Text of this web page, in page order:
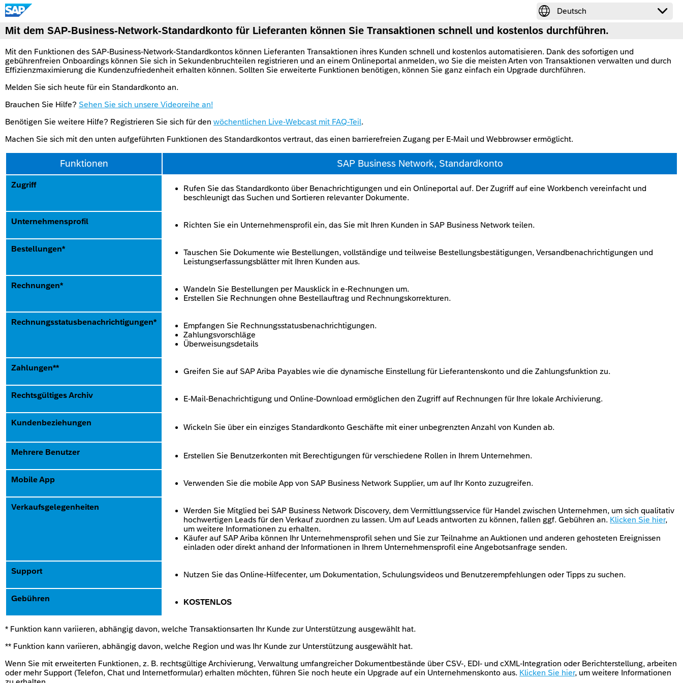
 Deutsch

Mit dem SAP-Business-Network-Standardkonto für Lieferanten können Sie Transaktionen schnell und kostenlos durchführen.
Mit den Funktionen des SAP-Business-Network-Standardkontos können Lieferanten Transaktionen ihres Kunden schnell und kostenlos automatisieren. Dank des sofortigen und
gebührenfreien Onboardings können Sie sich in Sekundenbruchteilen registrieren und an einem Onlineportal anmelden, wo Sie die meisten Arten von Transaktionen verwalten und durch
Effizienzmaximierung die Kundenzufriedenheit erhalten können. Sollten Sie erweiterte Funktionen benötigen, können Sie ganz einfach ein Upgrade durchführen.
Melden Sie sich heute für ein Standardkonto an.
Brauchen Sie Hilfe? Sehen Sie sich unsere Videoreihe an!
Benötigen Sie weitere Hilfe? Registrieren Sie sich für den wöchentlichen Live-Webcast mit FAQ-Teil.
Machen Sie sich mit den unten aufgeführten Funktionen des Standardkontos vertraut, das einen barrierefreien Zugang per E-Mail und Webbrowser ermöglicht.
Funktionen SAP Business Network, Standardkonto
Zugriff
Rufen Sie das Standardkonto über Benachrichtigungen und ein Onlineportal auf. Der Zugriff auf eine Workbench vereinfacht und
beschleunigt das Suchen und Sortieren relevanter Dokumente.
Unternehmensprofil Richten Sie ein Unternehmensprofil ein, das Sie mit Ihren Kunden in SAP Business Network teilen.
Bestellungen*
Tauschen Sie Dokumente wie Bestellungen, vollständige und teilweise Bestellungsbestätigungen, Versandbenachrichtigungen und
Leistungserfassungsblätter mit Ihren Kunden aus.
Rechnungen*
Wandeln Sie Bestellungen per Mausklick in e-Rechnungen um.
Erstellen Sie Rechnungen ohne Bestellauftrag und Rechnungskorrekturen.
Rechnungsstatusbenachrichtigungen*
Empfangen Sie Rechnungsstatusbenachrichtigungen.
Zahlungsvorschläge
Überweisungsdetails
Zahlungen** Greifen Sie auf SAP Ariba Payables wie die dynamische Einstellung für Lieferantenskonto und die Zahlungsfunktion zu.
Rechtsgültiges Archiv E-Mail-Benachrichtigung und Online-Download ermöglichen den Zugriff auf Rechnungen für Ihre lokale Archivierung.
Kundenbeziehungen
Wickeln Sie über ein einziges Standardkonto Geschäfte mit einer unbegrenzten Anzahl von Kunden ab.
Mehrere Benutzer Erstellen Sie Benutzerkonten mit Berechtigungen für verschiedene Rollen in Ihrem Unternehmen.
Mobile App Verwenden Sie die mobile App von SAP Business Network Supplier, um auf Ihr Konto zuzugreifen.
Verkaufsgelegenheiten
Werden Sie Mitglied bei SAP Business Network Discovery, dem Vermittlungsservice für Handel zwischen Unternehmen, um sich qualitativ
hochwertigen Leads für den Verkauf zuordnen zu lassen. Um auf Leads antworten zu können, fallen ggf. Gebühren an. Klicken Sie hier,
um weitere Informationen zu erhalten.
Käufer auf SAP Ariba können Ihr Unternehmensprofil sehen und Sie zur Teilnahme an Auktionen und anderen gehosteten Ereignissen
einladen oder direkt anhand der Informationen in Ihrem Unternehmensprofil eine Angebotsanfrage senden.
Support Nutzen Sie das Online-Hilfecenter, um Dokumentation, Schulungsvideos und Benutzerempfehlungen oder Tipps zu suchen.
Gebühren KOSTENLOS
* Funktion kann variieren, abhängig davon, welche Transaktionsarten Ihr Kunde zur Unterstützung ausgewählt hat.
** Funktion kann variieren, abhängig davon, welche Region und was Ihr Kunde zur Unterstützung ausgewählt hat.
Wenn Sie mit erweiterten Funktionen, z. B. rechtsgültige Archivierung, Verwaltung umfangreicher Dokumentbestände über CSV-, EDI- und cXML-Integration oder Berichterstellung, arbeiten
oder mehr Support (Telefon, Chat und Internetformular) erhalten möchten, führen Sie noch heute ein Upgrade auf ein Unternehmenskonto aus. Klicken Sie hier, um weitere Informationen